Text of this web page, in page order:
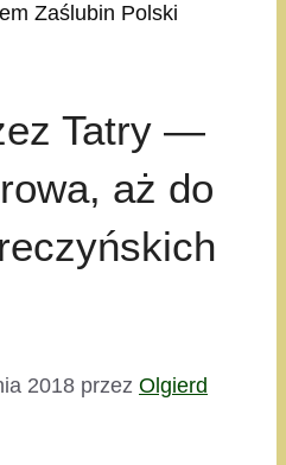
Tatry —
aż do
2018 przez Olgierd